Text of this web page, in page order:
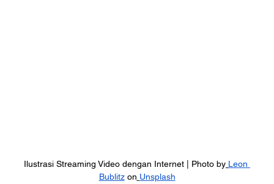
Ilustrasi Streaming Video dengan Internet | Photo by Leon
Bublitz on Unsplash